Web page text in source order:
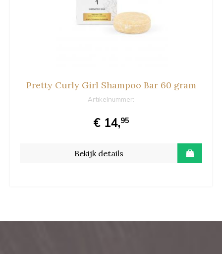
Pretty Curly Girl Shampoo Bar 60 gram
Artikelnummer:
€ 14,95
Bekijk details